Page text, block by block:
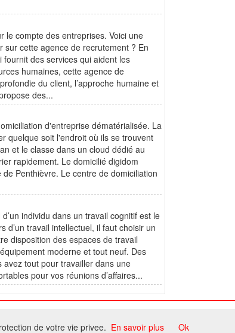
le compte des entreprises. Voici une
sur cette agence de recrutement ? En
des services qui aident les
humaines, cette agence de
du client, l’approche humaine et
des...
d'entreprise dématérialisée. La
quelque soit l'endroit où ils se trouvent
et le classe dans un cloud dédié au
rapidement. Le domicilié digidom
Penthièvre. Le centre de domiciliation
individu dans un travail cognitif est le
d’un travail intellectuel, il faut choisir un
disposition des espaces de travail
moderne et tout neuf. Des
avez tout pour travailler dans une
pour vos réunions d’affaires...
de votre vie privee. En savoir plus Ok